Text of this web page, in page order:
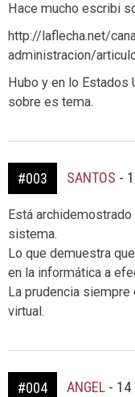
Hace mucho escribi
http://laflecha.net/
administracion/
Hubo y en lo Estados
sobre es tema.
#003 SANTOS -
Está
sistema.
Lo que demuestra
en la informática a
La prudencia
virtual.
#004 ANGEL - 14